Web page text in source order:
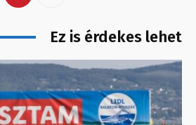
Ez is érdekes lehet